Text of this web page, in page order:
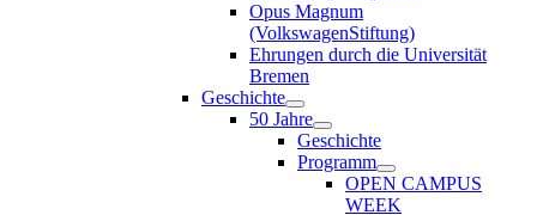
Opus Magnum
(VolkswagenStiftung)
Ehrungen durch die Universität
Bremen
Geschichte
50 Jahre
Geschichte
Programm
OPEN CAMPUS
WEEK